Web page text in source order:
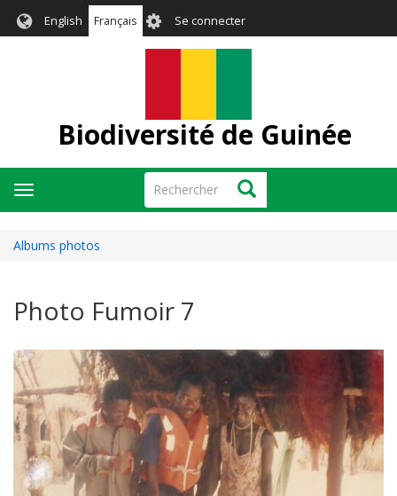
English Français User
account
Se connecter
Biodiversité de Guinée
Rechercher Rechercher
Toggle
navigation
Albums photos
Photo Fumoir 7